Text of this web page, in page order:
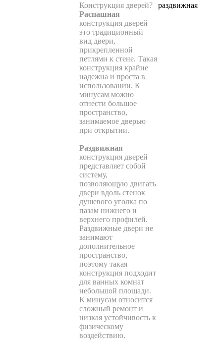
Конструкция дверей?
Распашная
конструкция дверей –
это традиционный
вид двери,
прикрепленной
петлями к стене. Такая
конструкция крайне
надежна и проста в
использовании. К
минусам можно
отнести большое
пространство,
занимаемое дверью
при открытии.
Раздвижная
конструкция дверей
представляет собой
систему,
позволяющую двигать
двери вдоль стенок
душевого уголка по
пазам нижнего и
верхнего профилей.
Раздвижные двери не
занимают
дополнительное
пространство,
поэтому такая
конструкция подходит
для ванных комнат
небольшой площади.
К минусам относится
сложный ремонт и
низкая устойчивость к
физическому
воздействию.
раздвижная